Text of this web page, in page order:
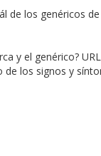
de los genéricos
y el genérico?
los signos y